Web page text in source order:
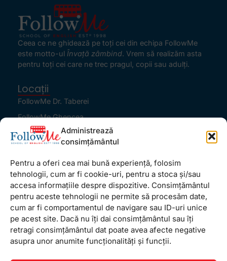
Administrează
consimțământul
Pentru a oferi cea mai bună experiență, folosim
tehnologii, cum ar fi cookie-uri, pentru a stoca și/sau
accesa informațiile despre dispozitive. Consimțământul
pentru aceste tehnologii ne permite să procesăm date,
cum ar fi comportamentul de navigare sau ID-uri unice
pe acest site. Dacă nu îți dai consimțământul sau îți
retragi consimțământul dat poate avea afecte negative
asupra unor anumite funcționalități și funcții.
Ceea ce ne ghidează pe toţi cei din echipa FollowMe
este motto-ul Învaţă zâmbind. Vrem să realizăm asta
pentru toţi cei care ne trec pragul, copii sau adulţi.
Locații
FollowMe Dr. Taberei
FollowMe Ghencea
FollowMe Titan
Informații Utile
Regulament FollowMe
Structură an școlar
Contact
Testimoniale
GDPR